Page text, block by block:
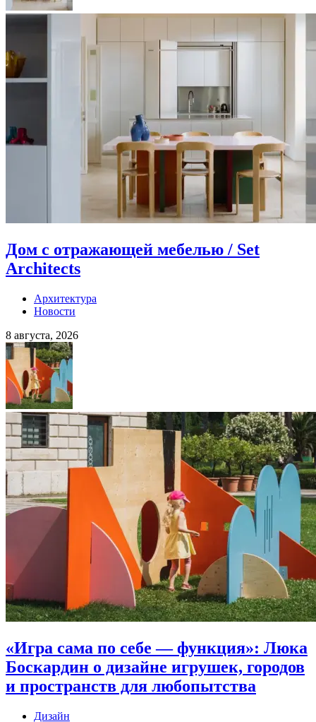
Дом с отражающей мебелью / Set
Architects
Архитектура
Новости
8 августа, 2026
«Игра сама по себе — функция»: Люка
Боскардин о дизайне игрушек, городов
и пространств для любопытства
Дизайн